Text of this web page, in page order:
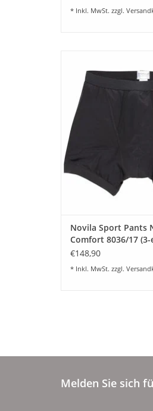
* Inkl. MwSt. zzgl.
Feinste Unterwäsche für
- Angenehmer
Qualität im 3-er Set
Novila Sport Pants
Comfort 8036/17 (3-
€148,90
* Inkl. MwSt. zzgl.
Melden Sie sich